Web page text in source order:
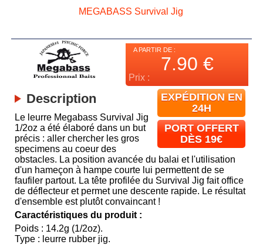
MEGABASS Survival Jig
A PARTIR DE :
7.90 €
Prix :
EXPÉDITION EN
24H
PORT OFFERT
DÈS 19€
Description
Le leurre Megabass Survival Jig
1/2oz a été élaboré dans un but
précis : aller chercher les gros
specimens au coeur des
obstacles. La position avancée du balai et l'utilisation
d'un hameçon à hampe courte lui permettent de se
faufiler partout. La tête profilée du Survival Jig fait office
de déflecteur et permet une descente rapide. Le résultat
d'ensemble est plutôt convaincant !
Caractéristiques du produit :
Poids : 14.2g (1/2oz).
Type : leurre rubber jig.